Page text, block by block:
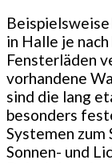
Beispielsweise
in Halle je
Fensterläden
vorhandene
sind die lang
besonders
Systemen zum
Sonnen- und